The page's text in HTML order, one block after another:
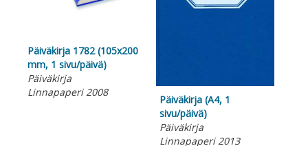
Päiväkirja 1782 (105x200
mm, 1 sivu/päivä)
Päiväkirja
Linnapaperi 2008
Päiväkirja (A4, 1
sivu/päivä)
Päiväkirja
Linnapaperi 2013